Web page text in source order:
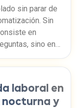
sin parar de
Sin
en
sino en
A-Level es la
ejecutivos de
Humanos.
laboral en
nocturna y